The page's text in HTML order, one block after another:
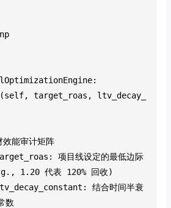
审计矩阵
1.20 代表 120% 回收)
数